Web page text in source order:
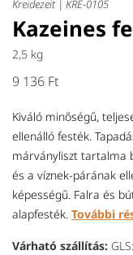
Kreidezeit | KRE-0105
Kazeines
2,5 kg
9 136 Ft
Kiváló minőségű,
ellenálló festék.
márványliszt tartalma
és a víznek-párának
képességű. Falra és
alapfesték. További
Várható szállítás: